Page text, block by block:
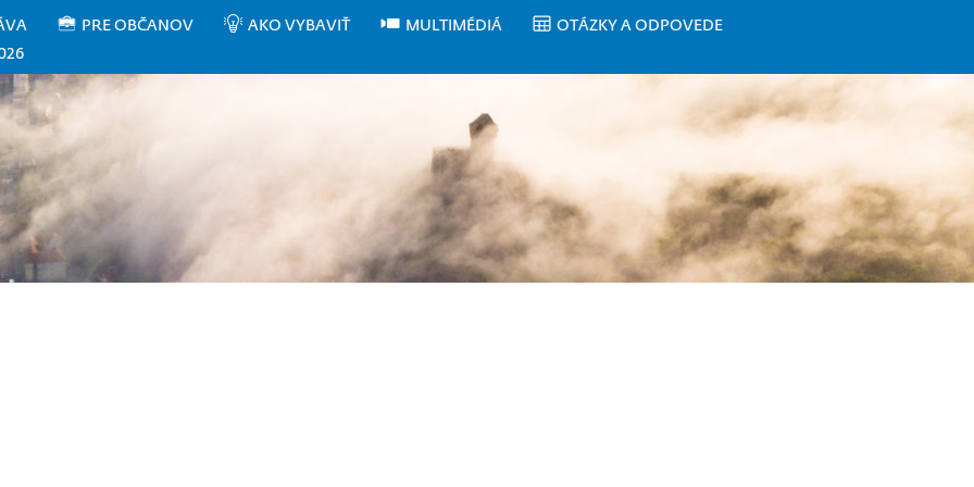
PRE OBČANOV AKO VYBAVIŤ MULTIMÉDIÁ
OTÁZKY A ODPOVEDE